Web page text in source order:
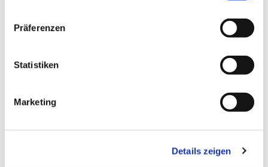
Präferenzen
Statistiken
Marketing
Details zeigen